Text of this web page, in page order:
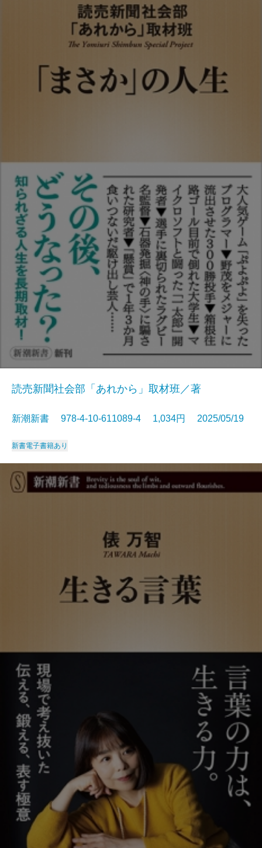
読売新聞社会部「あれから」取材班／著
新潮新書 978-4-10-611089-4 1,034円 2025/05/19
新書電子書籍あり